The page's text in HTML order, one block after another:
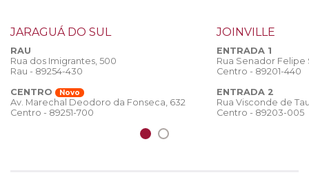
JARAGUÁ DO SUL
RAU
Rua dos Imigrantes, 500
Rau - 89254-430
CENTRO
Novo
Av. Marechal Deodoro da Fonseca, 632
Centro - 89251-700
JOINVILLE
ENTRADA 1
Rua Senador
Centro - 89201-440
ENTRADA 2
Rua Visconde de
Centro - 89203-005